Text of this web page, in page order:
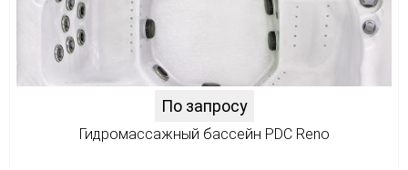
По запросу
Гидромассажный бассейн PDC Reno